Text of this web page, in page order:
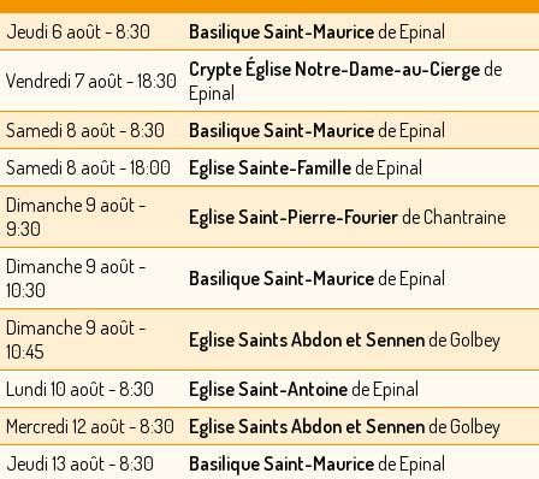
Jeudi 6 août - 8:30 Basilique Saint-Mauricede Epinal
Vendredi 7 août - 18:30 Crypte Église Notre-Dame-au-Ciergede
Epinal
Samedi 8 août - 8:30
Basilique Saint-Mauricede Epinal
Samedi 8 août - 18:00
Eglise Sainte-Famillede Epinal
Dimanche 9 août -
9:30
Eglise Saint-Pierre-Fourierde Chantraine
Dimanche 9 août -
10:30
Basilique Saint-Mauricede Epinal
Dimanche 9 août -
10:45
Eglise Saints Abdon et Sennende Golbey
Lundi 10 août - 8:30 Eglise Saint-Antoinede Epinal
Mercredi 12 août - 8:30
Eglise Saints Abdon et Sennende Golbey
Jeudi 13 août - 8:30
Basilique Saint-Mauricede Epinal